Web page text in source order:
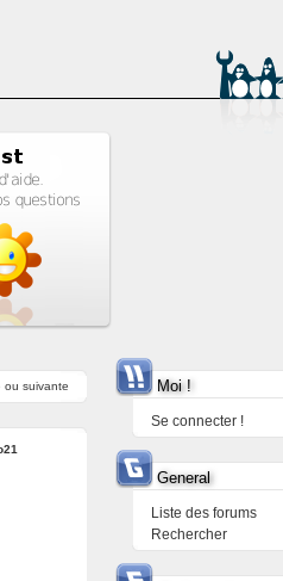
ou suivante Moi !
Se connecter !
General
Liste des forums
Rechercher